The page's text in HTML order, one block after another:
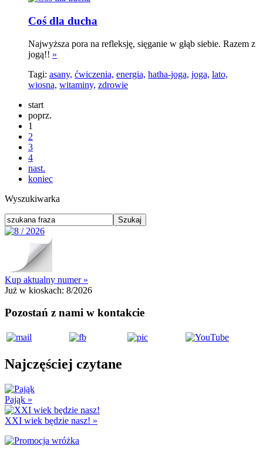
Coś dla ducha
Najwyższa pora na refleksję, sięganie w głąb siebie. Razem z
jogą!! »
Tagi: asany, ćwiczenia, energia, hatha-joga, joga, lato,
wiosna, witaminy, zdrowie
start
poprz.
1
2
3
4
nast.
koniec
Wyszukiwarka
Kup aktualny numer »
Już w kioskach: 8/2026
Pozostań z nami w kontakcie
Najczęściej czytane
Pająk »
XXI wiek będzie nasz! »